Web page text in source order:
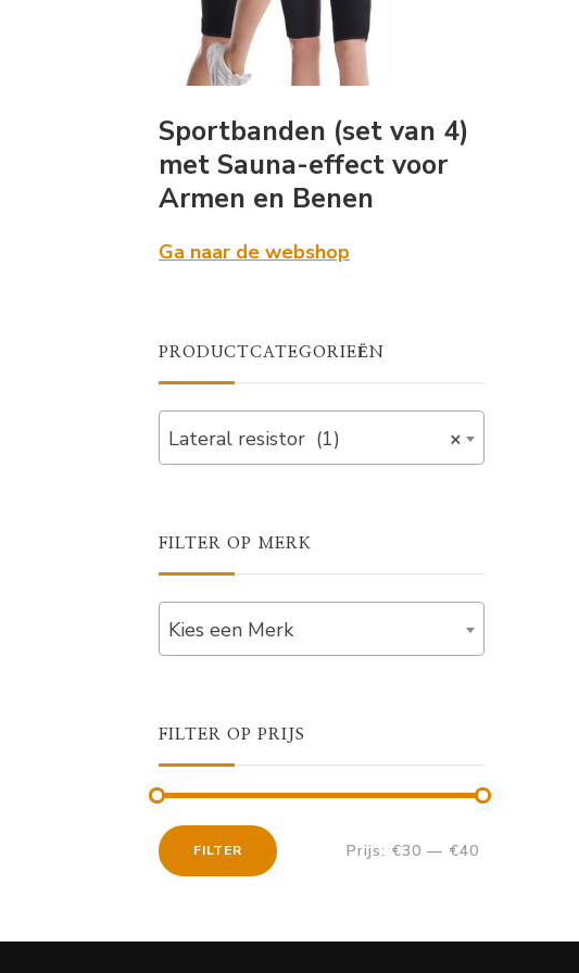
Sportbanden (set van 4)
met Sauna-effect voor
Armen en Benen
Ga naar de webshop
PRODUCTCATEGORIEËN
×
Lateral resistor (1)
FILTER OP MERK
Kies een Merk
FILTER OP PRIJS
FILTER Prijs: €30 — €40